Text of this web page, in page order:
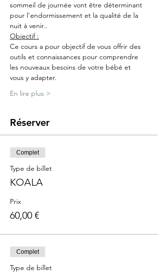
sommeil de journée vont être déterminant
pour l'endormissement et la qualité de la
nuit à venir..
Objectif :
Ce cours a pour objectif de vous offrir des
outils et connaissances pour comprendre
les nouveaux besoins de votre bébé et
vous y adapter.
En lire plus >
Réserver
Complet
Type de billet
KOALA
Prix
60,00 €
Complet
Type de billet